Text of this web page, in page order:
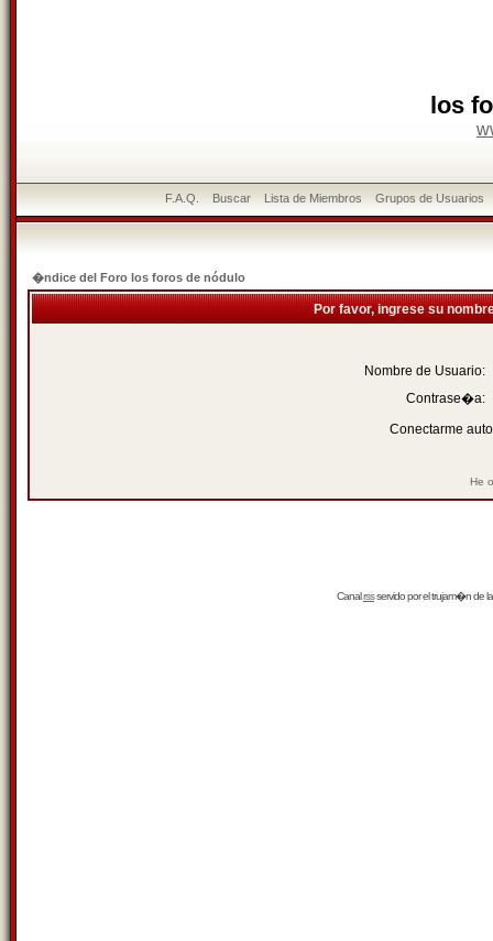
los
F.A.Q. Buscar Lista de Miembros Grupos de Usuarios
�ndice del Foro los foros de nódulo
Por favor, ingrese su
Nombre de Usuario:
Contrase�a:
Conectarme
He
Canalrssservido por eltrujam�nde